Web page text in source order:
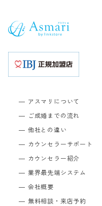
アスマリについて
ご成婚までの流れ
他社との違い
カウンセラーサポート
カウンセラー紹介
業界最先端システム
会社概要
無料相談・来店予約